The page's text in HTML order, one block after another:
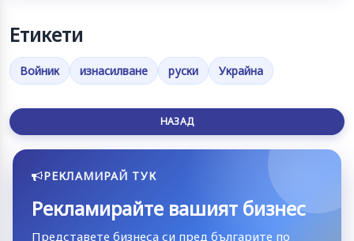
Етикети
Войник изнасилване руски Украйна
НАЗАД
РЕКЛАМИРАЙ ТУК
Рекламирайте вашият бизнес
Представете бизнеса си пред българите по